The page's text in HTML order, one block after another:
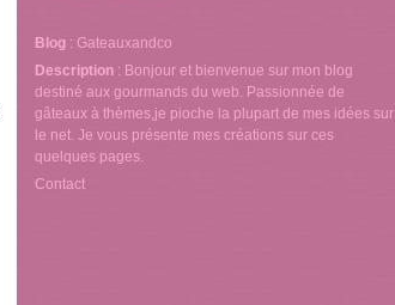
Blog : Gateauxandco
Description : Bonjour et bienvenue sur mon blog
destiné aux gourmands du web. Passionnée de
gâteaux à thèmes,je pioche la plupart de mes idées sur
le net. Je vous présente mes créations sur ces
quelques pages.
Contact